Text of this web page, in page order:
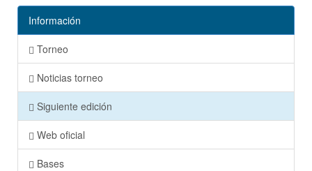
Información
Torneo
Noticias torneo
Siguiente edición
Web oficial
Bases